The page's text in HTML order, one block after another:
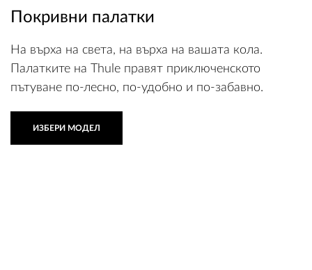
Покривни палатки
На върха на света, на върха на вашата кола.
Палатките на Thule правят приключенското
пътуване по-лесно, по-удобно и по-забавно.
ИЗБЕРИ МОДЕЛ